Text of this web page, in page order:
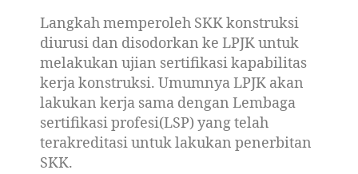
Langkah memperoleh SKK konstruksi
diurusi dan disodorkan ke LPJK untuk
melakukan ujian sertifikasi kapabilitas
kerja konstruksi. Umumnya LPJK akan
lakukan kerja sama dengan Lembaga
sertifikasi profesi(LSP) yang telah
terakreditasi untuk lakukan penerbitan
SKK.